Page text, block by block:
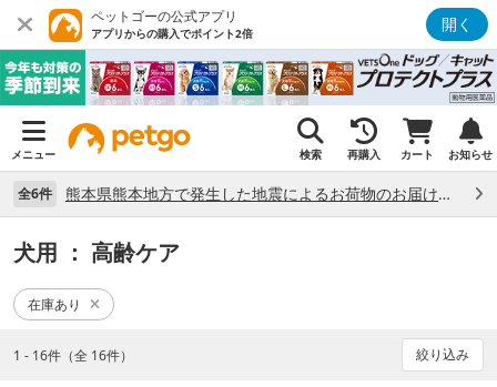
ペットゴーの公式アプリ
アプリからの購入でポイント2倍 開く
メニュー 検索 再購入 カート お知らせ
全6件 熊本県熊本地方で発生した地震によるお荷物のお届け状況について （7/28）
犬用 ： 高齢ケア
在庫あり
1 - 16件（全 16件） 絞り込み